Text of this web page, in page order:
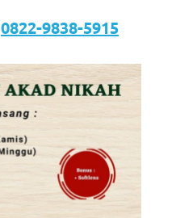
0822-9838-5915